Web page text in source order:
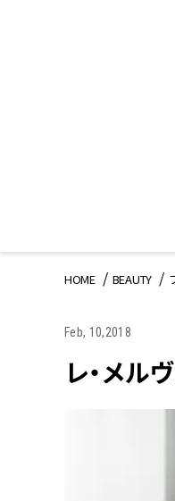
HOME BEAUTY
Feb, 10,2018
レ・メル